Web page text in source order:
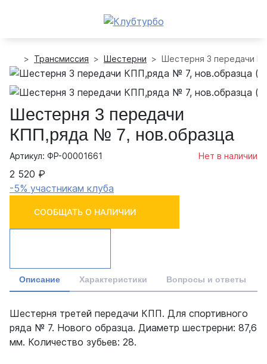
Трансмиссия Шестерни Шестерня 3 передачи
Шестерня 3 передачи
КПП,ряда № 7, нов.образца
Артикул: ФР-00001661 Нет в наличии
2 520 ₽
-5% участникам клуба
СООБЩАТЬ О НАЛИЧИИ
Описание Характеристики Вопросы и ответы
Шестерня третей передачи КПП. Для спортивного
ряда № 7. Нового образца. Диаметр шестрерни: 87,6
мм. Количество зубьев: 28.